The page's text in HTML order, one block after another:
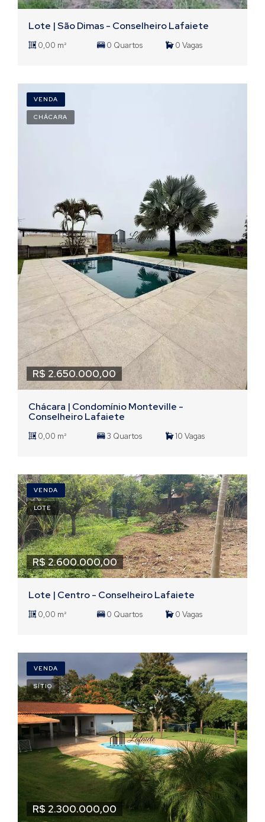
Lote | São Dimas - Conselheiro Lafaiete
0,00 m² 0 Quartos 0 Vagas
VENDA
CHÁCARA
R$ 2.650.000,00
Chácara | Condomínio Monteville -
Conselheiro Lafaiete
0,00 m² 3 Quartos 10 Vagas
VENDA
LOTE
R$ 2.600.000,00
Lote | Centro - Conselheiro Lafaiete
0,00 m² 0 Quartos 0 Vagas
VENDA
SÍTIO
R$ 2.300.000,00